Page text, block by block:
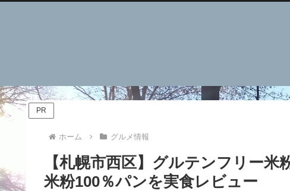
PR
ホーム グルメ情報
【札幌市西区】グルテンフリー米
米粉100％パンを実食レビュー